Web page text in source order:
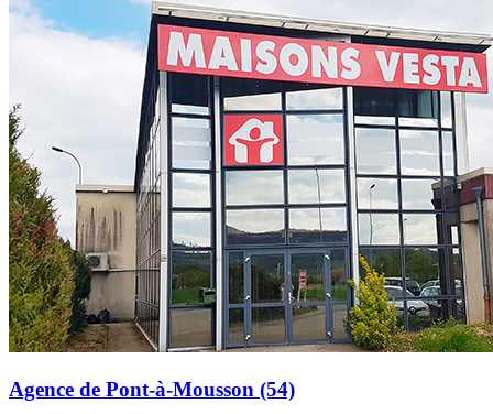
Agence de Pont-à-Mousson (54)